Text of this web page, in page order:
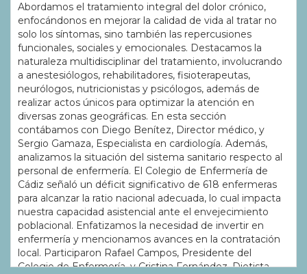
Abordamos el tratamiento integral del dolor crónico,
enfocándonos en mejorar la calidad de vida al tratar no
solo los síntomas, sino también las repercusiones
funcionales, sociales y emocionales. Destacamos la
naturaleza multidisciplinar del tratamiento, involucrando
a anestesiólogos, rehabilitadores, fisioterapeutas,
neurólogos, nutricionistas y psicólogos, además de
realizar actos únicos para optimizar la atención en
diversas zonas geográficas. En esta sección
contábamos con Diego Benítez, Director médico, y
Sergio Gamaza, Especialista en cardiología. Además,
analizamos la situación del sistema sanitario respecto al
personal de enfermería. El Colegio de Enfermería de
Cádiz señaló un déficit significativo de 618 enfermeras
para alcanzar la ratio nacional adecuada, lo cual impacta
nuestra capacidad asistencial ante el envejecimiento
poblacional. Enfatizamos la necesidad de invertir en
enfermería y mencionamos avances en la contratación
local. Participaron Rafael Campos, Presidente del
Colegio de Enfermería, y Cristina Fernández, Dietista.